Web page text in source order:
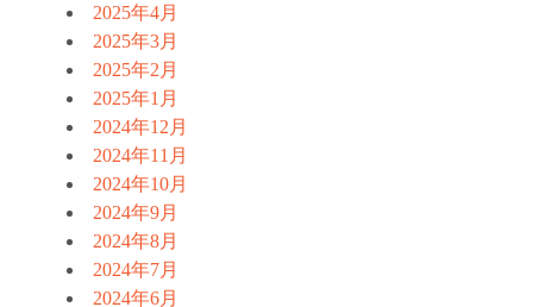
2025年4月
2025年3月
2025年2月
2025年1月
2024年12月
2024年11月
2024年10月
2024年9月
2024年8月
2024年7月
2024年6月